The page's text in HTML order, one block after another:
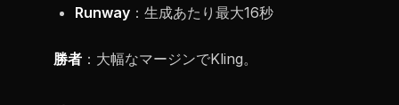
Runway ：生成あたり最大16秒
勝者 ：大幅なマージンでKling。